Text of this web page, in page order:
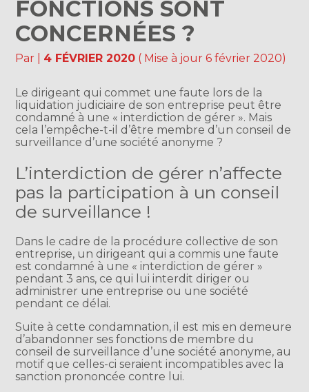
FONCTIONS SONT
CONCERNÉES ?
Par 4 FÉVRIER 2020 ( Mise à jour 6 février 2020)
Le dirigeant qui commet une faute lors de la
liquidation judiciaire de son entreprise peut être
condamné à une « interdiction de gérer ». Mais
cela l’empêche-t-il d’être membre d’un conseil de
surveillance d’une société anonyme ?
L’interdiction de gérer n’affecte
pas la participation à un conseil
de surveillance !
Dans le cadre de la procédure collective de son
entreprise, un dirigeant qui a commis une faute
est condamné à une « interdiction de gérer »
pendant 3 ans, ce qui lui interdit diriger ou
administrer une entreprise ou une société
pendant ce délai.
Suite à cette condamnation, il est mis en demeure
d’abandonner ses fonctions de membre du
conseil de surveillance d’une société anonyme, au
motif que celles-ci seraient incompatibles avec la
sanction prononcée contre lui.